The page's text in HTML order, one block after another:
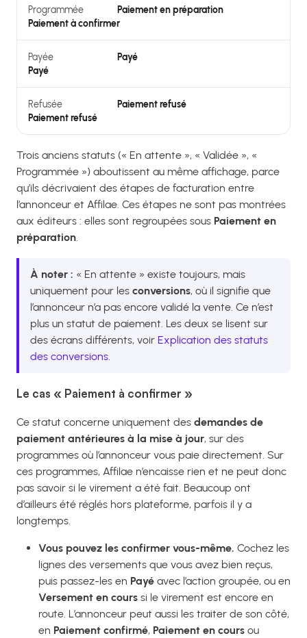
Programmée
Paiement en préparation
Paiement à confirmer
Payée
Payé
Payé
Refusée
Paiement refusé
Paiement refusé
Trois anciens statuts (« En attente », « Validée », «
Programmée ») aboutissent au même affichage, parce
qu’ils décrivaient des étapes de facturation entre
l’annonceur et Affilae. Ces étapes ne sont pas montrées
aux éditeurs : elles sont regroupées sous Paiement en
préparation
À noter : « En attente » existe toujours, mais
uniquement pour les conversions, où il signifie que
l’annonceur n’a pas encore validé la vente. Ce n’est
plus un statut de paiement. Les deux se lisent sur
des écrans différents, voir Explication des statuts
des conversions
Le cas « Paiement à confirmer »
Ce statut concerne uniquement des demandes de
paiement antérieures à la mise à jour, sur des
programmes où l’annonceur vous paie directement. Sur
ces programmes, Affilae n’encaisse rien et ne peut donc
pas savoir si le virement a été fait. Beaucoup ont
d’ailleurs été réglés hors plateforme, parfois il y a
longtemps.
Vous pouvez les confirmer vous-même. Cochez les
lignes des versements que vous avez bien reçus,
puis passez-les en Payé avec l’action groupée, ou en
Versement en cours si le virement est encore en
route. L’annonceur peut aussi les traiter de son côté,
en Paiement confirmé, Paiement en cours ou